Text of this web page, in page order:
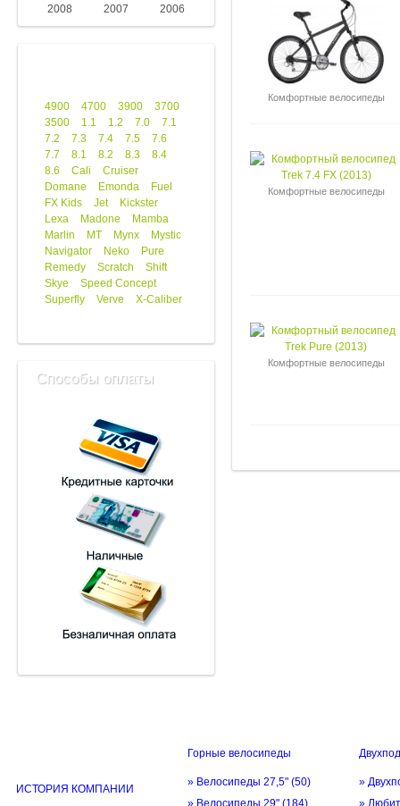
2008
2007 2006
4900 4700 3900
3700
3500
1.1 1.2 7.0
7.1
7.2
7.3 7.4 7.5
7.6
7.7
8.1 8.2 8.3
8.4
8.6
Cali
Cruiser
Domane
Emonda
Fuel
FX Kids
Jet
Kickster
Lexa
Madone
Mamba
Marlin
MT Mynx
Mystic
Navigator
Neko
Pure
Remedy
Scratch
Shift
Skye
Speed Concept
Superfly
Verve X-Caliber
Способы оплаты
Комфортные велосипеды
Комфортные велосипеды
Комфортные велосипеды
ИСТОРИЯ КОМПАНИИ
Горные велосипеды
» Велосипеды 27,5" (50)
» Велосипеды 29" (184)
»
»